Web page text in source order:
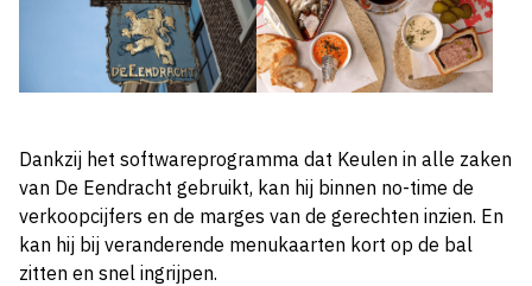
Dankzij het softwareprogramma dat Keulen in alle zaken
van De Eendracht gebruikt, kan hij binnen no-time de
verkoopcijfers en de marges van de gerechten inzien. En
kan hij bij veranderende menukaarten kort op de bal
zitten en snel ingrijpen.